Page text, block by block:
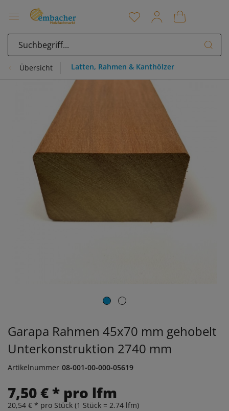
Übersicht Latten, Rahmen & Kanthölzer
Garapa Rahmen 45x70 mm gehobelt
Unterkonstruktion 2740 mm
Artikelnummer 08-001-00-000-05619
7,50 € * pro lfm
20,54 € * pro Stück (1 Stück = 2.74 lfm)